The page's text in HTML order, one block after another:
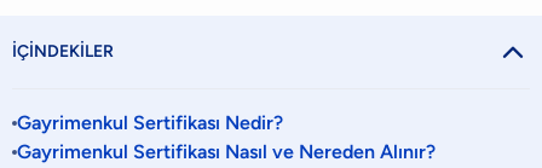
İÇİNDEKİLER 
Gayrimenkul Sertifikası Nedir?
Gayrimenkul Sertifikası Nasıl ve Nereden Alınır?